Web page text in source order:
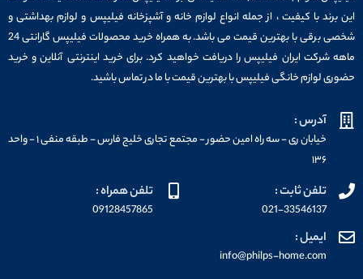
این برند با کیفیت ، از جمله انواع لوازم خانه و آشپزخانه فیلیپس و لوازم بهداشتی و
شخصی برقی با بهترین قیمت می باشد. به همراه خرید محصولات فیلیپس گارانتی 24
ماهه شرکت ایران فیلیپس را دریافت خواهید کرد. برای خرید اینترنتی آنلاین و خرید
حضوری لوازم خانگی فیلیپس با بهترین قیمت با ما در تماس باشید.
آدرس :
خیابان ری - سه راه امین حضور - مجتمع تجاری خلیج فارس - طبقه منفی ۱ - واحد
۱۳۶
تلفن ثابت :
021-33546137
تلفن همراه :
09128457865
ایمیل :
info@philps-home.com